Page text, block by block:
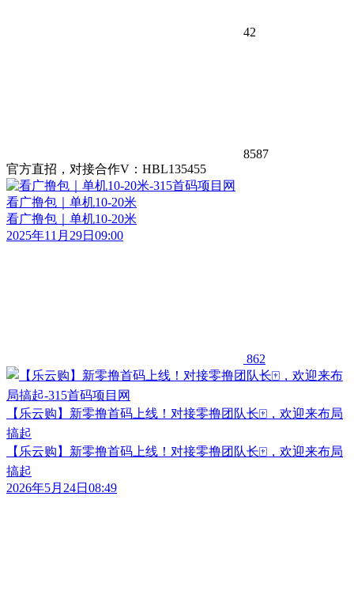
42
8587
官方直招，对接合作V：HBL135455
看广撸包｜单机10-20米
看广撸包｜单机10-20米
2025年11月29日09:00
862
【乐云购】新零撸首码上线！对接零撸团队长🀄️，欢迎来布局
搞起
【乐云购】新零撸首码上线！对接零撸团队长🀄️，欢迎来布局
搞起
2026年5月24日08:49